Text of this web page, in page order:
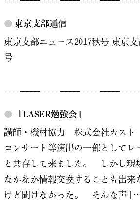
● 東京支部通信
東京支部ニュース2017秋号 東京
号
● 『LASER勉強会』
講師・機材協力 株式会社カス
コンサート等演出の一部としてレ
と共存して来ました。 しかし現
なかなか情報交換することも出来
けど聞けなかった。 そんな声